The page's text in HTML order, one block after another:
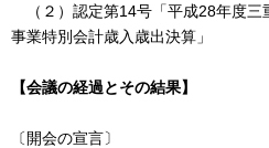
（２）認定第14号「平成28年度三
事業特別会計歳入歳出決算」
【会議の経過とその結果】
〔開会の宣言〕